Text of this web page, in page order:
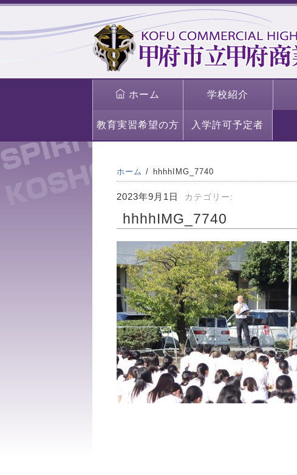
ホーム 学校紹介
教育実習希望の方 入学許可予定者
ホーム hhhhIMG_7740
2023年9月1日 カテゴリー:
hhhhIMG_7740